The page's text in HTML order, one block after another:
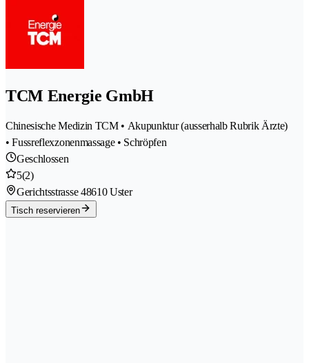
TCM Energie GmbH
Chinesische Medizin TCM • Akupunktur (ausserhalb Rubrik Ärzte)
• Fussreflexzonenmassage • Schröpfen
Geschlossen
5(2)
Gerichtsstrasse 48610 Uster
Tisch reservieren